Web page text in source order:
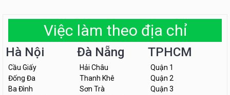
Việc làm theo địa chỉ
Hà Nội
Cầu Giấy
Đống Đa
Ba Đình
Đà Nẵng
Hải Châu
Thanh Khê
Sơn Trà
TPHCM
Quận 1
Quận 2
Quận 3